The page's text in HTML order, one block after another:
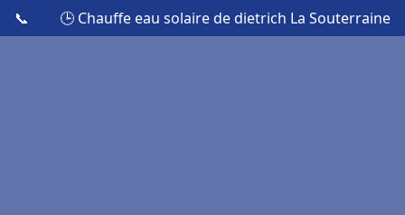
📞 🕒 Chauffe eau solaire de dietrich La Souterraine